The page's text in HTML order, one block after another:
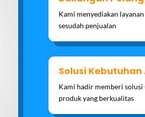
Kami menyediakan
sesudah penjualan
Solusi Kebutuhan
Kami hadir memberi
produk yang berkualitas